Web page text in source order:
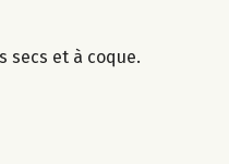
secs et à coque.